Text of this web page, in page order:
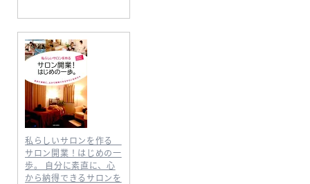
私らしいサロンを作る
サロン開業！はじめの一
歩。 自分に素直に、心
から納得できるサロンを